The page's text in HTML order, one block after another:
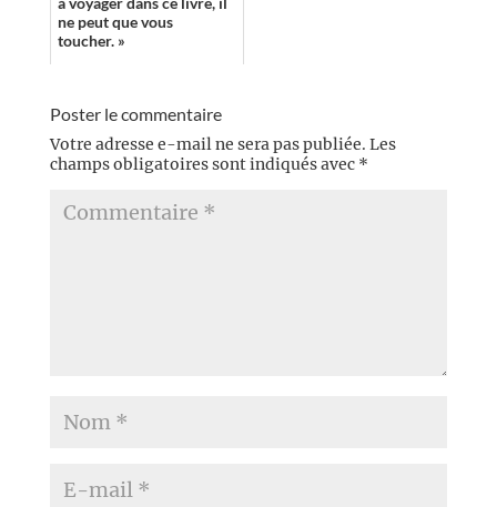
ne peut que vous
toucher. »
Poster le commentaire
Votre adresse e-mail ne sera pas publiée. Les
champs obligatoires sont indiqués avec *